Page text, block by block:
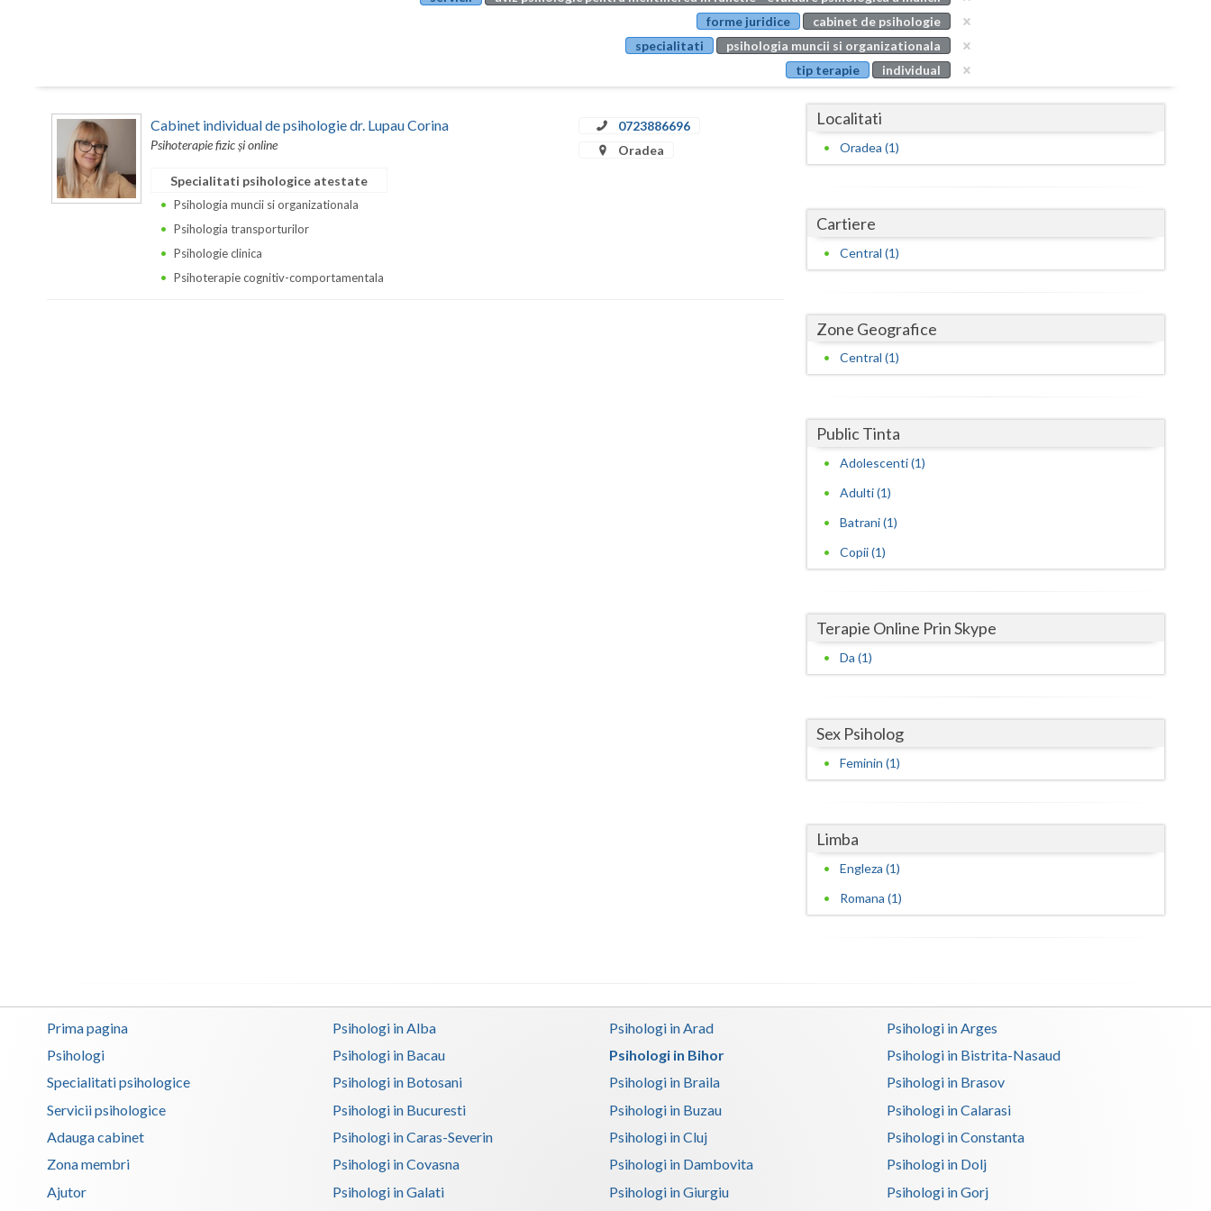
Buzau
Calarasi
Caras-Severin
Gorj
Mehedinti
Suceava
Tulcea
Valcea
Vaslui
forme juridice
cabinet de psihologie
specialitati
psihologia muncii si organizationala
tip terapie
individual
Cabinet individual de psihologie dr. Lupau Corina
Psihoterapie fizic și online
0723886696
Oradea
Specialitati psihologice atestate
Psihologia muncii si organizationala
Psihologia transporturilor
Psihologie clinica
Psihoterapie cognitiv-comportamentala
Localitati
Oradea (1)
Cartiere
Central (1)
Zone Geografice
Central (1)
Public Tinta
Adolescenti (1)
Adulti (1)
Batrani (1)
Copii (1)
Terapie Online Prin Skype
Da (1)
Sex Psiholog
Feminin (1)
Limba
Engleza (1)
Romana (1)
Prima pagina
Psihologi
Specialitati psihologice
Servicii psihologice
Adauga cabinet
Zona membri
Ajutor
Psihologi in Alba Psihologi in Arad
Psihologi in Arges
Psihologi in Bacau
Psihologi in Bihor
Psihologi in Bistrita-Nasaud
Psihologi in Botosani
Psihologi in Braila
Psihologi in Brasov
Psihologi in Bucuresti
Psihologi in Buzau
Psihologi in Calarasi
Psihologi in Caras-Severin
Psihologi in Cluj
Psihologi in Constanta
Psihologi in Covasna
Psihologi in Dambovita
Psihologi in Dolj
Psihologi in Galati
Psihologi in Giurgiu
Psihologi in Gorj